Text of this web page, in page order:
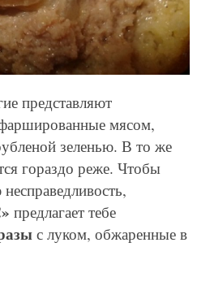
представляют
мясом,
зеленью. В то же
гораздо реже. Чтобы
предлагает тебе
с луком, обжаренные в